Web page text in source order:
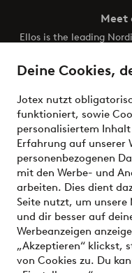
Deine Cookies,
Jotex nutzt
funktioniert, sowie
personalisiertem
Erfahrung auf unserer
personenbezogenen
mit den Werbe- und
arbeiten. Dies dient
Seite nutzt, um unsere
und dir besser auf
Werbeanzeigen
„Akzeptieren“ klickst,
von Cookies zu. Du
Meet
Ellos is the leading
the latest trends,
Sichere Zahlungen
Möchtest